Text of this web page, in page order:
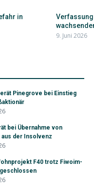
in
9. Juni 2026
Pinegrove bei Einstieg
bei Übernahme von
aus der Insolvenz
F40 trotz Fiwoim-